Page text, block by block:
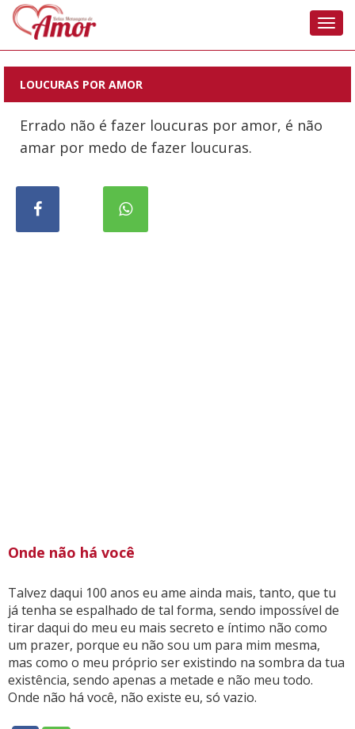
LOUCURAS POR AMOR
Errado não é fazer loucuras por amor, é não
amar por medo de fazer loucuras.
Onde não há você
Talvez daqui 100 anos eu ame ainda mais, tanto, que tu
já tenha se espalhado de tal forma, sendo impossível de
tirar daqui do meu eu mais secreto e íntimo não como
um prazer, porque eu não sou um para mim mesma,
mas como o meu próprio ser existindo na sombra da tua
existência, sendo apenas a metade e não meu todo.
Onde não há você, não existe eu, só vazio.